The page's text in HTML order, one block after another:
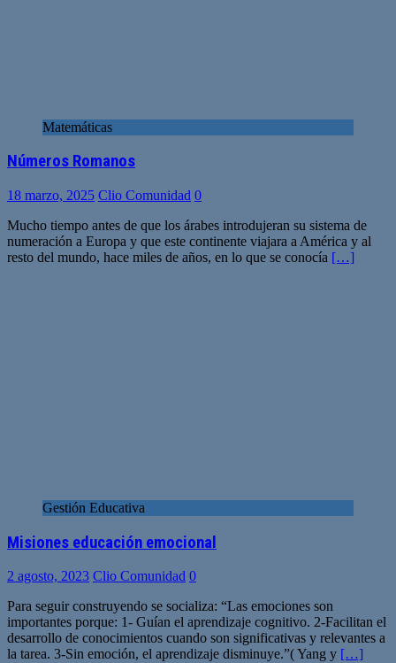
Matemáticas
Números Romanos
18 marzo, 2025 Clio Comunidad 0
Mucho tiempo antes de que los árabes introdujeran su sistema de
numeración a Europa y que este continente viajara a América y al
resto del mundo, hace miles de años, en lo que se conocía […]
Gestión Educativa
Misiones educación emocional
2 agosto, 2023 Clio Comunidad 0
Para seguir construyendo se socializa: “Las emociones son
importantes porque: 1- Guían el aprendizaje cognitivo. 2-Facilitan el
desarrollo de conocimientos cuando son significativas y relevantes a
la tarea. 3-Sin emoción, el aprendizaje disminuye.”( Yang y […]